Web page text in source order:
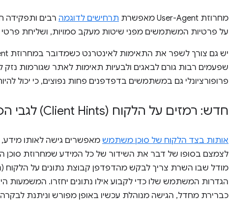
מחרוזת User-Agent מאפשרת תרחישים לדוגמה רבים ותפקידה
על פרטיות המשתמשים מפני שיטות מעקב סמויות, ושליחת פרטי UA כברירת מחדל מנוגדת למטרה הזו.
שפעמים רבות גורם לבאגים ולבעיות תאימות לאתר שגורמות
פרופורציונלי גם במשתמשים בדפדפנים פחות נפוצים, כי יכול
חדש: רמזים על הלקוח (Client Hints) לגבי הסוכן המשתמש
אותות בצד הלקוח של סוכן משתמש מאפשרים גישה לאותו מידע,
לצמצם בסופו של דבר את השידור של כל המידע שמחרוזת
מודל שבו השרת צריך לבקש מהדפדפן קבוצת נתונים על הלקוח
הגדרות המשתמש שלו כדי לקבוע אילו נתונים יחזרו. המשמעות